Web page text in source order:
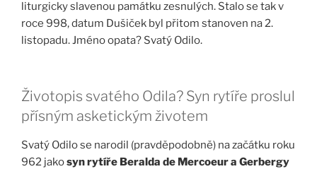
liturgicky slavenou památku zesnulých. Stalo se tak v
roce 998, datum Dušiček byl přitom stanoven na 2.
listopadu. Jméno opata? Svatý Odilo.
Životopis svatého Odila? Syn rytíře proslul
přísným asketickým životem
Svatý Odilo se narodil (pravděpodobně) na začátku roku
962 jakosyn rytíře Beralda de Mercoeur a Gerbergy